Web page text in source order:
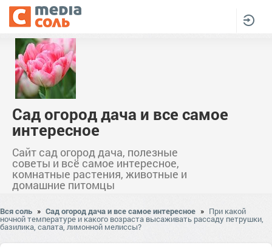
Сад огород дача и все самое
интересное
Сайт сад огород дача, полезные
советы и всё самое интересное,
комнатные растения, животные и
домашние питомцы
Вся соль » Сад огород дача и все самое интересное » При какой
ночной температуре и какого возраста высаживать рассаду петрушки,
базилика, салата, лимонной мелиссы?